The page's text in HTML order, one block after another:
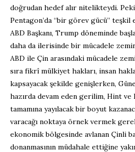
doğrudan hedef alır nitelikteydi.
Pentagon’da “bir görev gücü” teşkil
ABD Başkanı, Trump döneminde
daha da ilerisinde bir mücadele
ABD ile Çin arasındaki mücadele
sıra fikrî mülkiyet hakları, insan
kapsayacak şekilde genişlerken,
hazırda devam eden gerilim, Hint ve
tamamına yayılacak bir boyut
varacağı noktaya örnek vermek
ekonomik bölgesinde avlanan Çinli
donanmasının müdahale ettiğine